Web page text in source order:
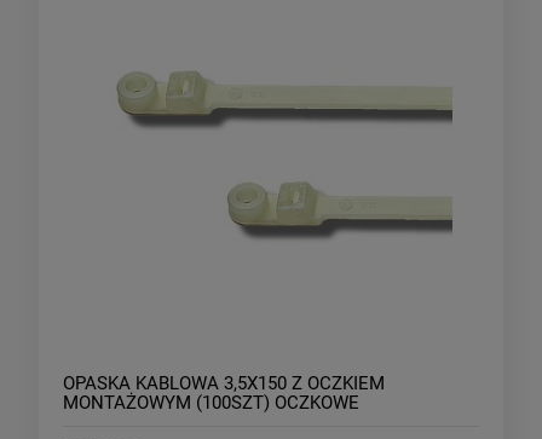
OPASKA KABLOWA 3,5X150 Z OCZKIEM
MONTAŻOWYM (100SZT) OCZKOWE